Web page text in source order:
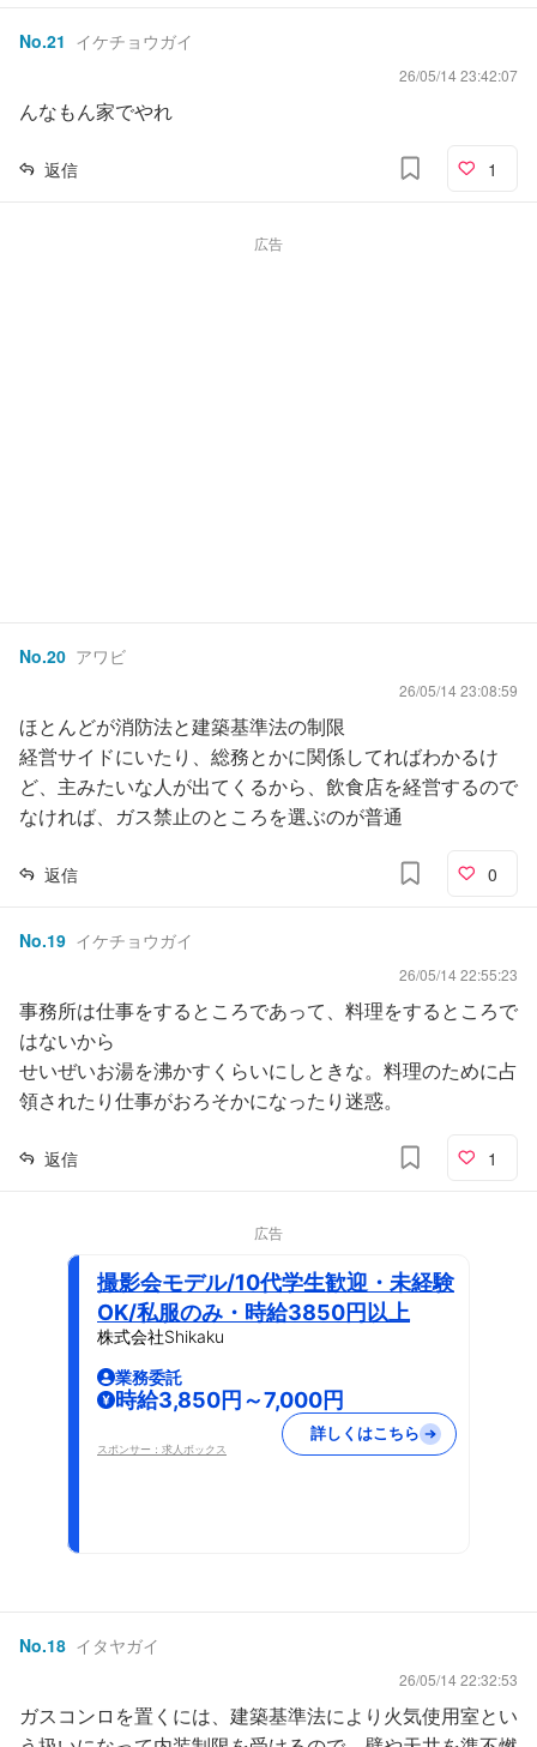
No.21 イケチョウガイ
26/05/14 23:42:07
んなもん家でやれ
返信 1
広告
No.20 アワビ
26/05/14 23:08:59
ほとんどが消防法と建築基準法の制限
経営サイドにいたり、総務とかに関係してればわかるけ
ど、主みたいな人が出てくるから、飲食店を経営するので
なければ、ガス禁止のところを選ぶのが普通
返信 0
No.19 イケチョウガイ
26/05/14 22:55:23
事務所は仕事をするところであって、料理をするところで
はないから
せいぜいお湯を沸かすくらいにしときな。料理のために占
領されたり仕事がおろそかになったり迷惑。
返信 1
広告
撮影会モデル/10代学生歓迎・未経験
OK/私服のみ・時給3850円以上
株式会社Shikaku
業務委託
時給3,850円～7,000円
スポンサー：求人ボックス
詳しくはこちら
No.18 イタヤガイ
26/05/14 22:32:53
ガスコンロを置くには、建築基準法により火気使用室とい